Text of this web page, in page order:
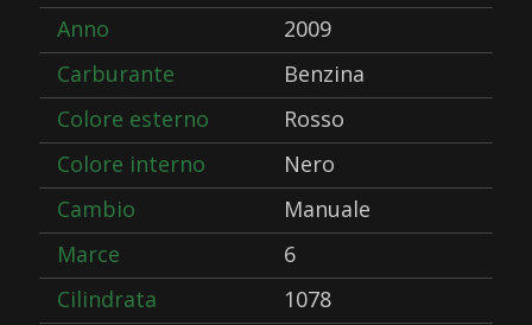
Anno
2009
Carburante
Benzina
Colore esterno
Rosso
Colore interno
Nero
Cambio
Manuale
Marce
6
Cilindrata
1078